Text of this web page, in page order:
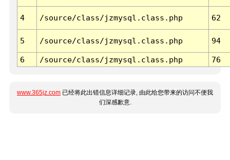
4 /source/class/jzmysql.class.php 62
5 /source/class/jzmysql.class.php 94
6 /source/class/jzmysql.class.php 76
www.365jz.com 已经将此出错信息详细记录, 由此给您带来的访问不便我
们深感歉意.